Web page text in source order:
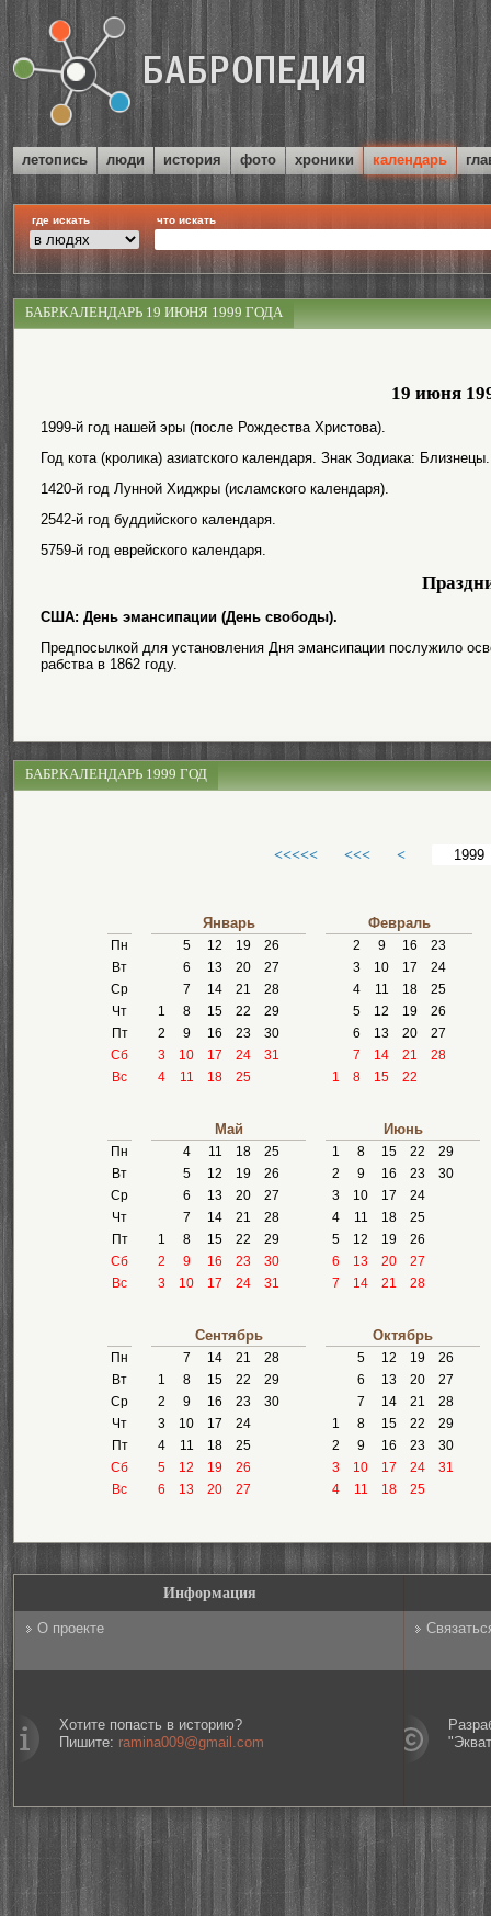
летопись люди история фото хроники календарь
где искать что искать
БАБР.КАЛЕНДАРЬ 19 ИЮНЯ 1999 ГОДА
19 июня
1999-й год нашей эры (после Рождества Христова).
Год кота (кролика) азиатского календаря. Знак Зодиака: Близнецы.
1420-й год Лунной Хиджры (исламского календаря).
2542-й год буддийского календаря.
5759-й год еврейского календаря.
США: День эмансипации (День свободы).
Предпосылкой для установления Дня эмансипации послужило
рабства в 1862 году.
БАБР.КАЛЕНДАРЬ 1999 ГОД
<<<<< <<< <
Пн
Вт
Ср
Чт
Пт
Сб
Вс
Январь
5 12 19
26
6
13 20
27
7
14 21
28
1
8 15 22
29
2
9 16 23
30
3
10 17 24
31
4
11 18 25
Февраль
2 9 16
23
3
10 17
24
4
11 18
25
5
12 19
26
6
13 20
27
7
14 21
28
1
8 15 22
Пн
Вт
Ср
Чт
Пт
Сб
Вс
Май
4 11 18
25
5
12 19
26
6
13 20
27
7
14 21
28
1
8 15 22
29
2
9 16 23
30
3
10 17 24 31
Июнь
1 8 15 22
29
2
9 16 23
30
3
10 17
24
4
11 18
25
5
12 19
26
6
13 20
27
7
14 21 28
Пн
Вт
Ср
Чт
Пт
Сб
Вс
Сентябрь
7 14 21
28
1
8 15 22
29
2
9 16 23
30
3
10 17
24
4
11 18
25
5
12 19
26
6
13 20 27
Октябрь
5 12 19
26
6
13 20
27
7
14 21
28
1
8 15 22
29
2
9 16 23
30
3
10 17 24
31
4
11 18 25
Информация
О проекте
Хотите попасть в историю?
Пишите: ramina009@gmail.com